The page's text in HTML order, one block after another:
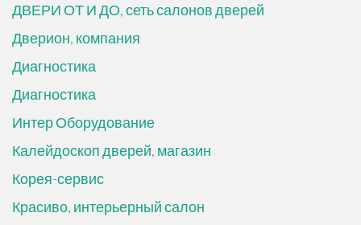
ДВЕРИ ОТ И ДО, сеть салонов дверей
Дверион, компания
Диагностика
Диагностика
Интер Оборудование
Калейдоскоп дверей, магазин
Корея-сервис
Красиво, интерьерный салон